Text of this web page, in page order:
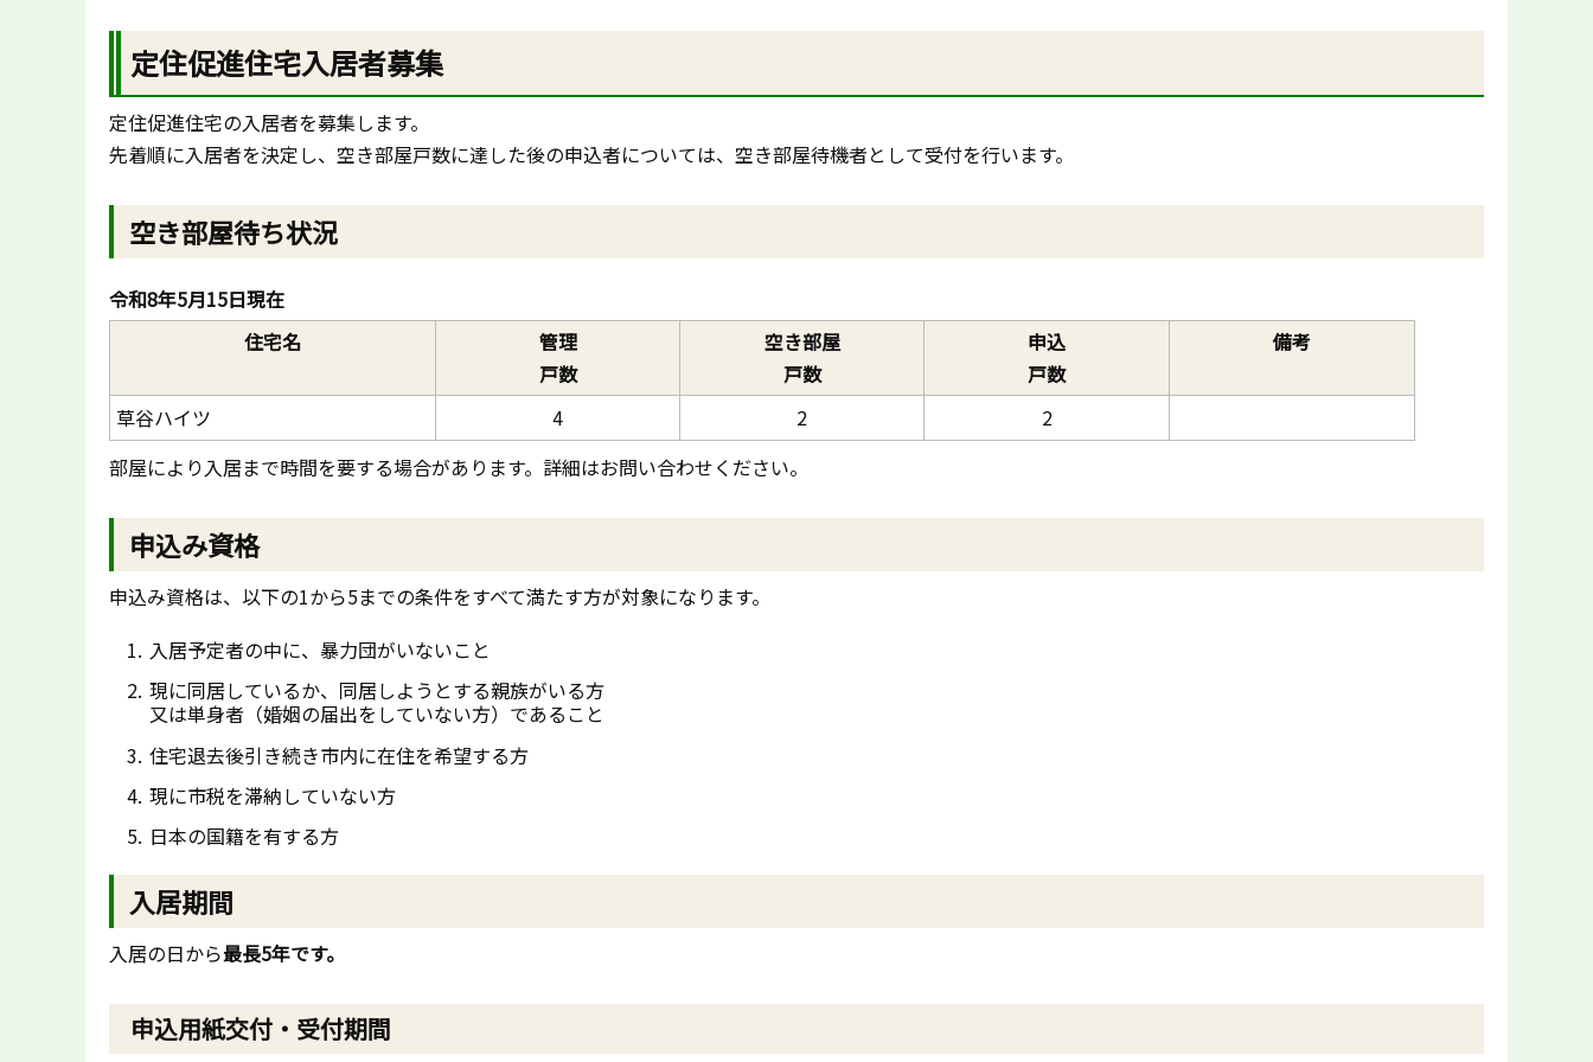
定住促進住宅入居者募集
定住促進住宅の入居者を募集します。
先着順に入居者を決定し、空き部屋戸数に達した後の申込者については、空き部屋待機者として受付を行います。
空き部屋待ち状況
令和8年5月15日現在
住宅名
管理
戸数
空き部屋
戸数
申込
戸数
備考
草谷ハイツ 4 2
2
部屋により入居まで時間を要する場合があります。詳細はお問い合わせください。
申込み資格
申込み資格は、以下の1から5までの条件をすべて満たす方が対象になります。
入居予定者の中に、暴力団がいないこと
現に同居しているか、同居しようとする親族がいる方
又は単身者（婚姻の届出をしていない方）であること
住宅退去後引き続き市内に在住を希望する方
現に市税を滞納していない方
日本の国籍を有する方
入居期間
入居の日から最長5年です。
申込用紙交付・受付期間